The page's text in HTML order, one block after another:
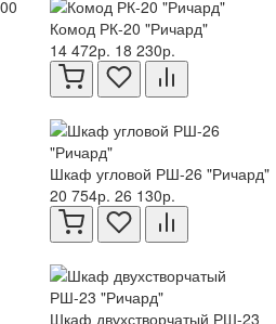
Комод РК-20 "Ричард"
14 472р. 18 230р.
Шкаф угловой РШ-26 "Ричард"
20 754р. 26 130р.
Шкаф двухстворчатый РШ-23